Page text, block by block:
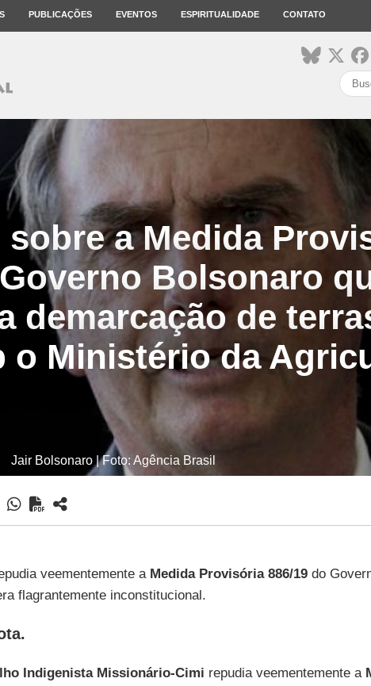
PUBLICAÇÕES EVENTOS ESPIRITUALIDADE CONTATO
a Medida
Bolsonaro
demarcação de
o Ministério da
Jair Bolsonaro | Foto: Agência Brasil
veementemente a Medida Provisória 886/19do
flagrantemente inconstitucional.
Indigenista Missionário-Cimi repudia veementemente a